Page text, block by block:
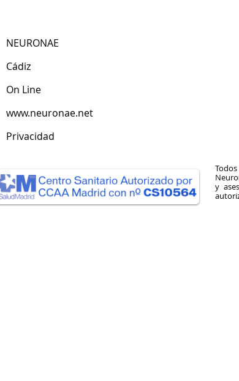
NEURONAE
Cádiz​
​On Line
www.neuronae.net
Privacidad
y